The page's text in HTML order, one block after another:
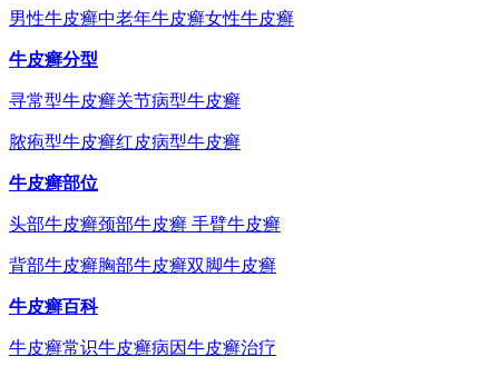
男性牛皮癣中老年牛皮癣女性牛皮癣
牛皮癣分型
寻常型牛皮癣关节病型牛皮癣
脓疱型牛皮癣红皮病型牛皮癣
牛皮癣部位
头部牛皮癣颈部牛皮癣 手臂牛皮癣
背部牛皮癣胸部牛皮癣双脚牛皮癣
牛皮癣百科
牛皮癣常识牛皮癣病因牛皮癣治疗